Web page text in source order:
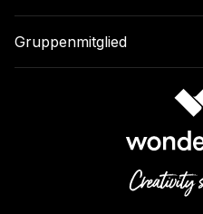
Gruppenmitglied